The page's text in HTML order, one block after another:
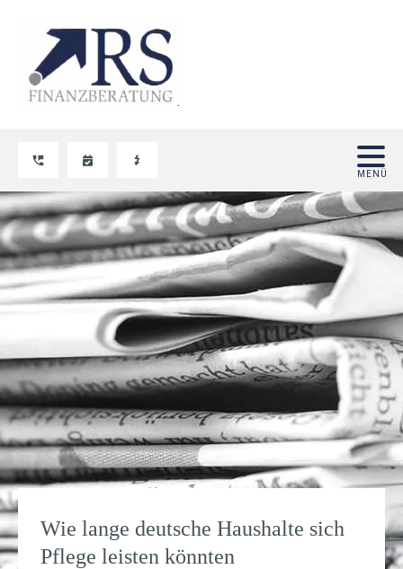
Wie lange deutsche Haushalte sich
Pflege leisten könnten